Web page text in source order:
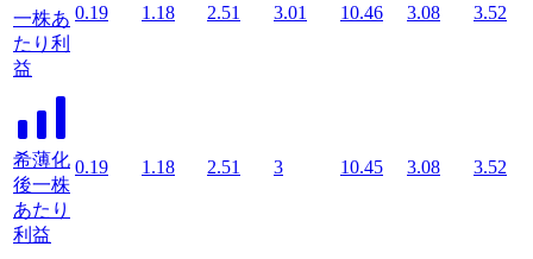
一株あ
たり利
益
0.19 1.18 2.51 3.01 10.46 3.08 3.52
希薄化
後一株
あたり
利益
0.19 1.18 2.51 3 10.45 3.08 3.52